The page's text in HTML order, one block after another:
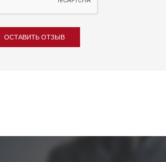
ОСТАВИТЬ ОТЗЫВ